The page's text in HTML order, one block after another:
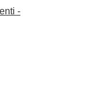
-